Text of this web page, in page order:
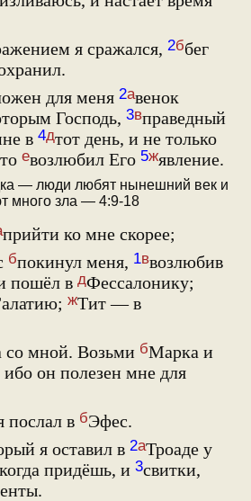
я сражался, 2ббег
для меня 2авенок
Господь, 3вправедный
в 4дтот день, и не только
евозлюбил Его 5жявление.
— люди любят нынешний век и
много зла — 4:9-18
прийти ко мне скорее;
бпокинул меня, 1ввозлюбив
пошёл в дФессалонику;
жТит — в
со мной. Возьми бМарка и
он полезен мне для
послал в бЭфес.
я оставил в 2аТроаде у
придёшь, и 3свитки,